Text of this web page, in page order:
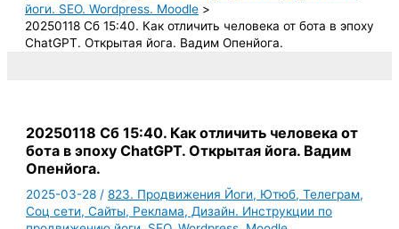
йоги. SEO. Wordpress. Moodle
20250118 Сб 15:40. Как отличить человека от бота в эпоху
ChatGPT. Открытая йога. Вадим Опенйога.
20250118 Сб 15:40. Как отличить человека от
бота в эпоху ChatGPT. Открытая йога. Вадим
Опенйога.
2025-03-28/823. Продвижения Йоги, Ютюб, Телеграм,
Соц сети, Сайты, Реклама, Дизайн. Инструкции по